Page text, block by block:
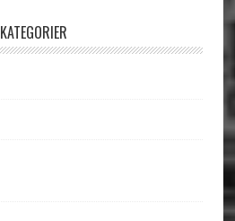
människans
imponerande
KATEGORIER